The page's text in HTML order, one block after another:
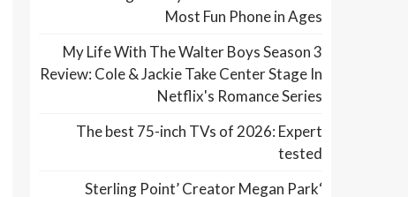
Most Fun Phone in Ages
My Life With The Walter Boys Season 3
Review: Cole & Jackie Take Center Stage In
Netflix's Romance Series
The best 75-inch TVs of 2026: Expert
tested
‘Sterling Point’ Creator Megan Park